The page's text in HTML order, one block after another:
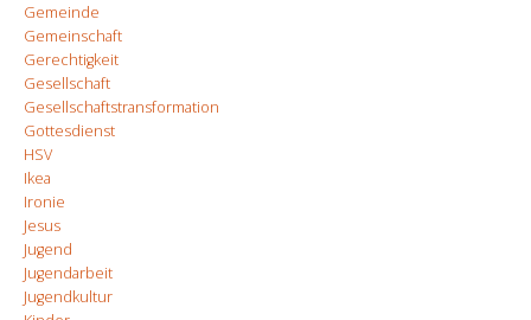
Gemeinde
Gemeinschaft
Gerechtigkeit
Gesellschaft
Gesellschaftstransformation
Gottesdienst
HSV
Ikea
Ironie
Jesus
Jugend
Jugendarbeit
Jugendkultur